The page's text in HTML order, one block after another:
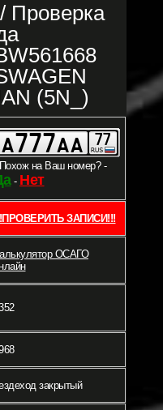
Проверка
(5N_)
на Ваш номер? -
- Нет
ЗАПИСИ!!!
ОСАГО
закрытый